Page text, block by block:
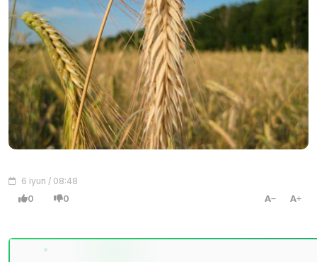
6 iyun / 08:48
0 0 A A